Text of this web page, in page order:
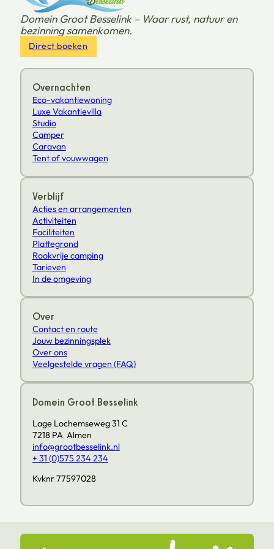
Domein Groot Besselink – Waar rust, natuur en
bezinning samenkomen.
Direct boeken
Overnachten
Eco-vakantiewoning
Luxe Vakantievilla
Studio
Camper
Caravan
Tent of vouwwagen
Verblijf
Acties en arrangementen
Activiteiten
Faciliteiten
Plattegrond
Rookvrije camping
Tarieven
In de omgeving
Over
Contact en route
Jouw bezinningsplek
Over ons
Veelgestelde vragen (FAQ)
Domein Groot Besselink
Lage Lochemseweg 31 C
7218 PA Almen
info@grootbesselink.nl
+ 31 (0)575 234 234
Kvknr 77597028